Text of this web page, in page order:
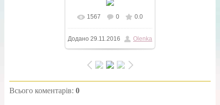
У реальному розмірі
400x600/ 246.8Kb
1567 0 0.0
Додано 29.11.2016 Olenka
Всього коментарів: 0